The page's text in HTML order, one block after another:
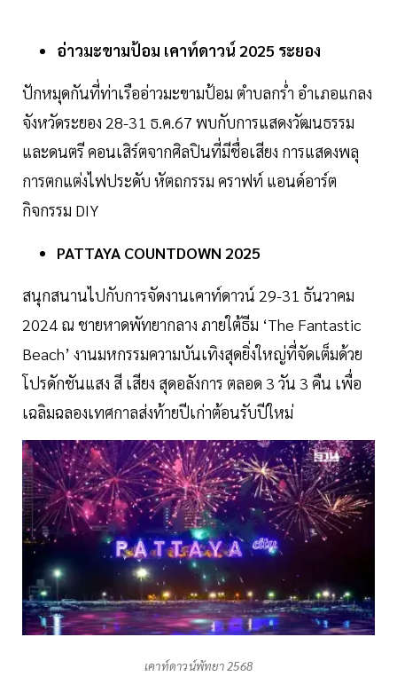
อ่าวมะขามป้อม เคาท์ดาวน์ 2025 ระยอง
ปักหมุดกันที่ท่าเรืออ่าวมะขามป้อม ตำบลกร่ำ อำเภอแกลง
จังหวัดระยอง 28-31 ธ.ค.67 พบกับการแสดงวัฒนธรรม
และดนตรี คอนเสิร์ตจากศิลปินที่มีชื่อเสียง การแสดงพลุ
การตกแต่งไฟประดับ หัตถกรรม คราฟท์ แอนด์อาร์ต
กิจกรรม DIY
PATTAYA COUNTDOWN 2025
สนุกสนานไปกับการจัดงานเคาท์ดาวน์ 29-31 ธันวาคม
2024 ณ ชายหาดพัทยากลาง ภายใต้ธีม ‘The Fantastic
Beach’ งานมหกรรมความบันเทิงสุดยิ่งใหญ่ที่จัดเต็มด้วย
โปรดักชันแสง สี เสียง สุดอลังการ ตลอด 3 วัน 3 คืน เพื่อ
เฉลิมฉลองเทศกาลส่งท้ายปีเก่าต้อนรับปีใหม่
เคาท์ดาวน์พัทยา 2568